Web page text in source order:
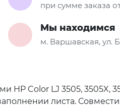
при сумме заказа
Мы находимся
м. Варшавская, ул.
Color LJ 3505, 3505X,
листа.